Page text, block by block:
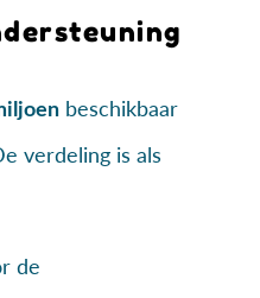
beschikbaar
verdeling is als
de